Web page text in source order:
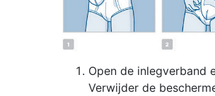
Open de inlegverband
Verwijder de